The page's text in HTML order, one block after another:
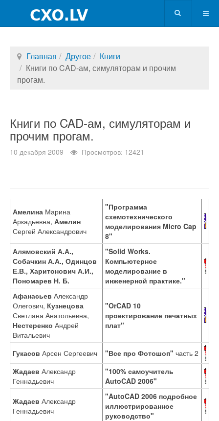
Главная Другое
Книги
Книги по CAD-ам, симуляторам и прочим
прогам.
Книги по CAD-ам, симуляторам и
прочим прогам.
10 декабря 2009 Просмотров: 12421
Амелина Марина
Аркадьевна, Амелин
Сергей Александрович
"Программа
схемотехнического
моделирования Micro Cap
8"
Алямовский А.А.,
Собачкин А.А., Одинцов
Е.В., Харитонович А.И.,
Пономарев Н. Б.
"Solid Works.
Компьютерное
моделирование в
инженерной практике."
Афанасьев Александр
Олегович, Кузнецова
Светлана Анатольевна,
Нестеренко Андрей
Витальевич
"OrCAD 10
проектирование печатных
плат"
Гукасов Арсен Сергеевич "Все про Фотошоп" часть 2
Жадаев Александр
Геннадьевич
"100% самоучитель
AutoCAD 2006"
Жадаев Александр
Геннадьевич
"AutoCAD 2006 подробное
иллюстрированное
руководство"